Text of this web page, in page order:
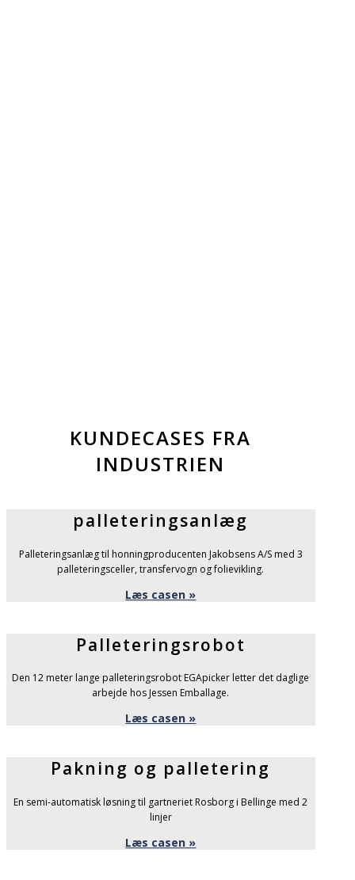
KUNDECASES FRA
INDUSTRIEN
palleteringsanlæg
Palleteringsanlæg til honningproducenten Jakobsens A/S med 3
palleteringsceller, transfervogn og folievikling.
Læs casen »
Palleteringsrobot
Den 12 meter lange palleteringsrobot EGApicker letter det daglige
arbejde hos Jessen Emballage.
Læs casen »
Pakning og palletering
En semi-automatisk løsning til gartneriet Rosborg i Bellinge med 2
linjer
Læs casen »